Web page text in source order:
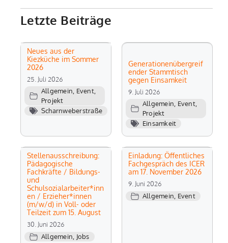
Letzte Beiträge
Neues aus der
Kiezküche im Sommer
2026
25. Juli 2026
Allgemein Event,
Projekt
Scharnweberstraße
Generationenübergreif
ender Stammtisch
gegen Einsamkeit
9. Juli 2026
Allgemein Event,
Projekt
Einsamkeit
Stellenausschreibung:
Pädagogische
Fachkräfte / Bildungs-
und
Schulsozialarbeiter*inn
en / Erzieher*innen
(m/w/d) in Voll- oder
Teilzeit zum 15. August
30. Juni 2026
Allgemein Jobs
Einladung: Öffentliches
Fachgespräch des ICER
am 17. November 2026
9. Juni 2026
Allgemein Event